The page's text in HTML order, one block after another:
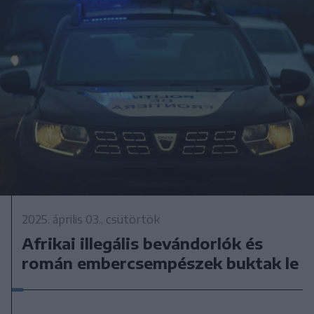
2025. április 03., csütörtök
Afrikai illegális bevándorlók és
román embercsempészek buktak le